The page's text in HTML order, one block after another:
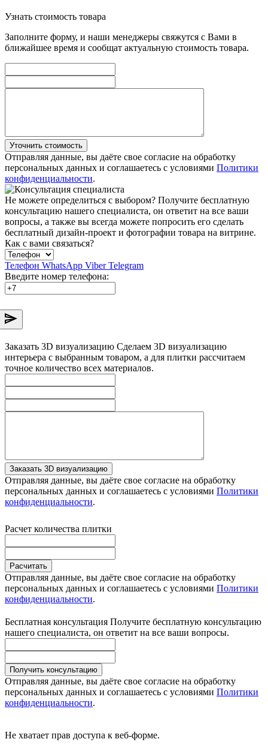
Узнать стоимость товара
Заполните форму, и наши менеджеры свяжутся с Вами в
ближайшее время и сообщат актуальную стоимость товара.
Уточнить стоимость
Отправляя данные, вы даёте свое согласие на обработку
персональных данных и соглашаетесь с условиями Политики
конфиденциальности.
Не можете определиться с выбором? Получите бесплатную
консультацию нашего специалиста, он ответит на все ваши
вопросы, а также вы всегда можете попросить его сделать
бесплатный дизайн-проект и фотографии товара на витрине.
Как с вами связаться?
Телефон WhatsApp ViberTelegram
Введите номер телефона:
Заказать 3D визуализацию Сделаем 3D визуализацию
интерьера с выбранным товаром, а для плитки рассчитаем
точное количество всех материалов.
Заказать 3D визуализацию
Отправляя данные, вы даёте свое согласие на обработку
персональных данных и соглашаетесь с условиями Политики
конфиденциальности.
Расчет количества плитки
Расчитать
Отправляя данные, вы даёте свое согласие на обработку
персональных данных и соглашаетесь с условиями Политики
конфиденциальности.
Бесплатная консультация Получите бесплатную консультацию
нашего специалиста, он ответит на все ваши вопросы.
Получить консультацию
Отправляя данные, вы даёте свое согласие на обработку
персональных данных и соглашаетесь с условиями Политики
конфиденциальности.
Не хватает прав доступа к веб-форме.